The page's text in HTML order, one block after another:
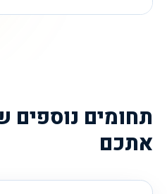
תחומים נוספים
אתכם